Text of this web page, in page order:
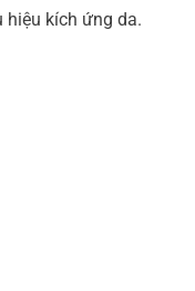
hiệu kích ứng da.